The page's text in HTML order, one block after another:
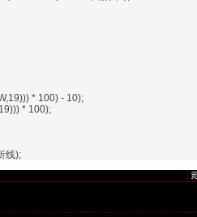
* 100) - 10);
* 100);
线);